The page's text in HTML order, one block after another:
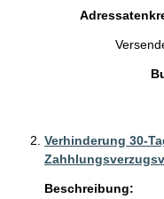
Verhinderung 30-
Beschreibung: